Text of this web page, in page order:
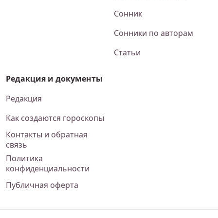
Сонник
Сонники по авторам
Статьи
Редакция и документы
Редакция
Как создаются гороскопы
Контакты и обратная
связь
Политика
конфиденциальности
Публичная оферта